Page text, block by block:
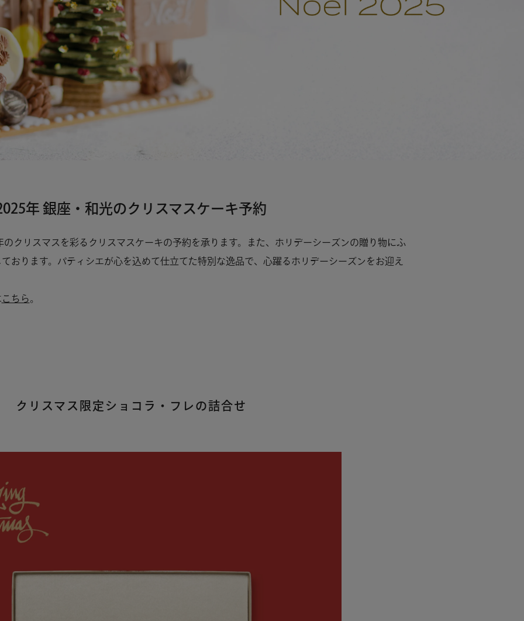
年 銀座・和光のクリスマスケーキ予約
クリスマスを彩るクリスマスケーキの予約を承ります。また、ホリデーシーズンの贈り物にふ
おります。パティシエが心を込めて仕立てた特別な逸品で、心躍るホリデーシーズンをお迎え
こちら。
クリスマス限定ショコラ・フレの詰合せ